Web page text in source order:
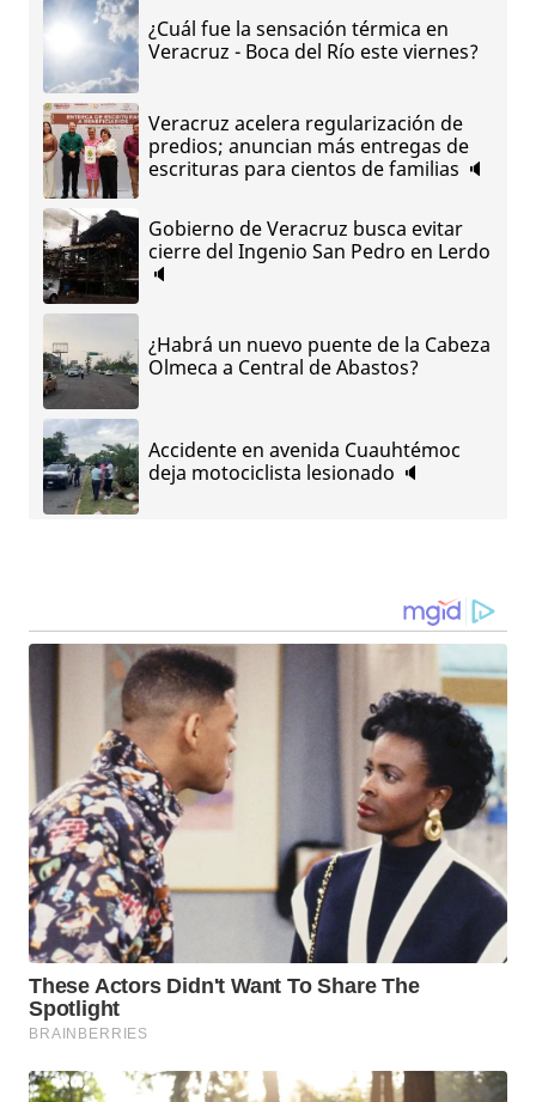
¿Cuál fue la sensación térmica en
Veracruz - Boca del Río este viernes?
Veracruz acelera regularización de
predios; anuncian más entregas de
escrituras para cientos de familias 🔈
Gobierno de Veracruz busca evitar
cierre del Ingenio San Pedro en Lerdo
🔈
¿Habrá un nuevo puente de la Cabeza
Olmeca a Central de Abastos?
Accidente en avenida Cuauhtémoc
deja motociclista lesionado 🔈